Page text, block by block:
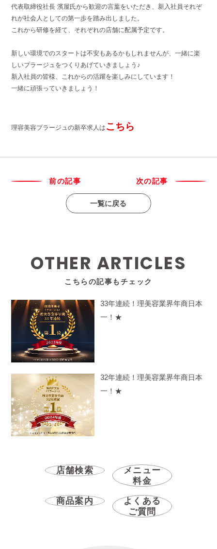
代表取締役社長 濱屋氏から歓迎の言葉をいただき、新入社員それぞ
れが社会人としての第一歩を踏み出しました。
これから研修を経て、それぞれの店舗に配属予定です。
新しい環境でのスタートは不安もあるかもしれませんが、一緒に楽
しいプラージュをつくりあげていきましょう♪
新入社員の皆様、これからの活躍を楽しみにしています！
一緒に頑張っていきましょう！
理容美容プラージュの新卒求人は こちら
前の記事 次の記事
一覧に戻る
OTHER ARTICLES
こちらの記事もチェック
33年連続！理美容業界年商日本
一！★
32年連続！理美容業界年商日本
一！★
店舗検索
メニュー
料金
商品案内
よくある
ご質問